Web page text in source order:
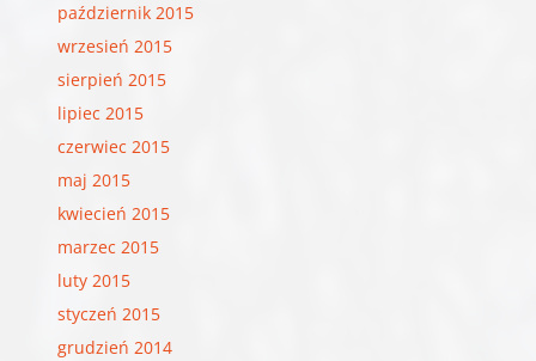
październik 2015
wrzesień 2015
sierpień 2015
lipiec 2015
czerwiec 2015
maj 2015
kwiecień 2015
marzec 2015
luty 2015
styczeń 2015
grudzień 2014